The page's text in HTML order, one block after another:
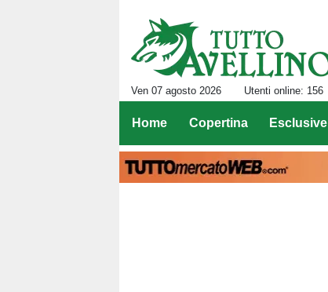
Ven 07 agosto 2026 Utenti online: 156
Home Copertina Esclusive